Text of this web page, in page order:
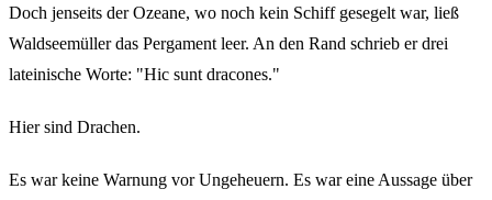
Doch jenseits der Ozeane, wo noch kein Schiff gesegelt war, ließ
Waldseemüller das Pergament leer. An den Rand schrieb er drei
lateinische Worte: "Hic sunt dracones."
Hier sind Drachen.
Es war keine Warnung vor Ungeheuern. Es war eine Aussage über